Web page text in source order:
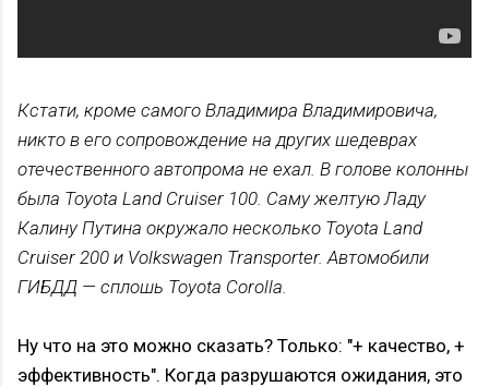
Кстати, кроме самого Владимира Владимировича,
никто в его сопровождение на других шедеврах
отечественного автопрома не ехал. В голове колонны
была Toyota Land Cruiser 100. Саму желтую Ладу
Калину Путина окружало несколько Toyota Land
Cruiser 200 и Volkswagen Transporter. Автомобили
ГИБДД — сплошь Toyota Corolla.
Ну что на это можно сказать? Только: "+ качество, +
эффективность". Когда разрушаются ожидания, это